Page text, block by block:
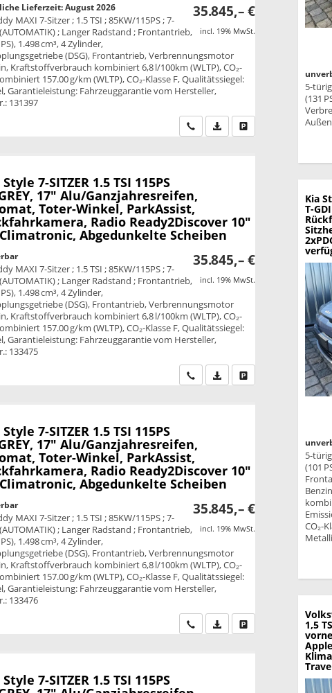
35.845,– €
incl. 19% MwSt.
Lieferzeit: August 2026
MAXI 7-Sitzer ; 1.5 TSI ; 85KW/115PS ; 7-
; Langer Radstand ; Frontantrieb,
1.498 cm³, 4 Zylinder,
(DSG), Frontantrieb, Verbrennungsmotor
Kraftstoffverbrauch kombiniert 6,8 l/100km (WLTP), CO₂-
157.00 g/km (WLTP), CO₂-Klasse F, Qualitätssiegel:
Garantieleistung: Fahrzeuggarantie vom Hersteller,
131397
Wir rufen Sie an
PDF-Datei,Drucken, parken
Style 7-SITZER 1.5 TSI 115PS
17" Alu/Ganzjahresreifen,
Toter-Winkel, ParkAssist,
Radio Ready2Discover 10"
Abgedunkelte Scheiben
35.845,– €
incl. 19% MwSt.
MAXI 7-Sitzer ; 1.5 TSI ; 85KW/115PS ; 7-
; Langer Radstand ; Frontantrieb,
1.498 cm³, 4 Zylinder,
(DSG), Frontantrieb, Verbrennungsmotor
Kraftstoffverbrauch kombiniert 6,8 l/100km (WLTP), CO₂-
157.00 g/km (WLTP), CO₂-Klasse F, Qualitätssiegel:
Garantieleistung: Fahrzeuggarantie vom Hersteller,
133475
Wir rufen Sie an
PDF-Datei,Drucken, parken
Style 7-SITZER 1.5 TSI 115PS
17" Alu/Ganzjahresreifen,
Toter-Winkel, ParkAssist,
Radio Ready2Discover 10"
Abgedunkelte Scheiben
35.845,– €
incl. 19% MwSt.
MAXI 7-Sitzer ; 1.5 TSI ; 85KW/115PS ; 7-
; Langer Radstand ; Frontantrieb,
1.498 cm³, 4 Zylinder,
(DSG), Frontantrieb, Verbrennungsmotor
Kraftstoffverbrauch kombiniert 6,8 l/100km (WLTP), CO₂-
157.00 g/km (WLTP), CO₂-Klasse F, Qualitätssiegel:
Garantieleistung: Fahrzeuggarantie vom Hersteller,
133476
Wir rufen Sie an
PDF-Datei,Drucken, parken
Style 7-SITZER 1.5 TSI 115PS
5-
(131
Kia
T-
5-
(101
CO₂-
1,5